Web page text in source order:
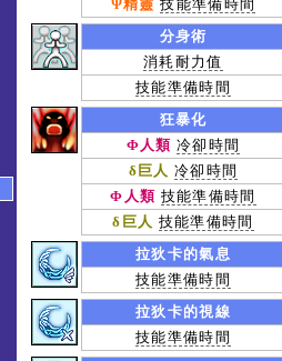
Ψ精靈 技能準備時間
分身術
消耗耐力值
技能準備時間
狂暴化
Φ人類 冷卻時間
δ巨人 冷卻時間
Φ人類 技能準備時間
δ巨人 技能準備時間
拉狄卡的氣息
技能準備時間
拉狄卡的視線
技能準備時間